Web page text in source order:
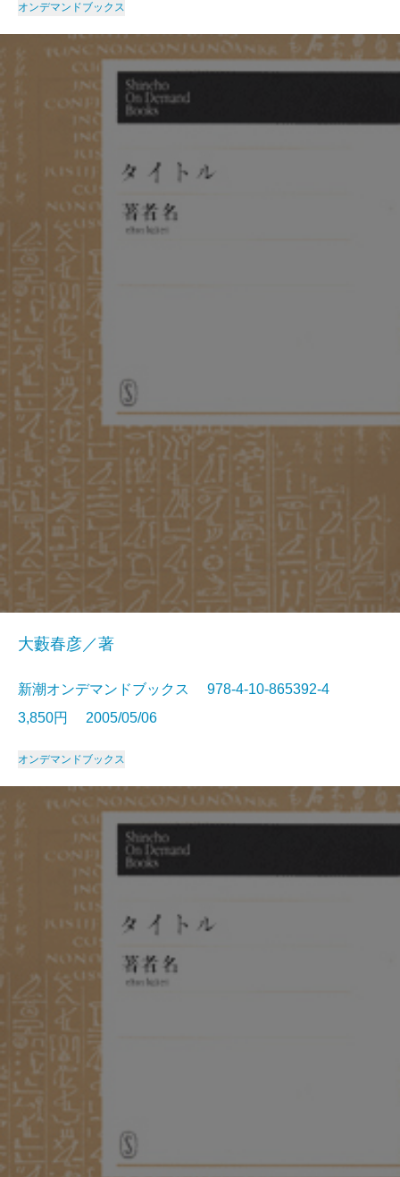
オンデマンドブックス
大藪春彦／著
新潮オンデマンドブックス 978-4-10-865392-4
3,850円 2005/05/06
オンデマンドブックス